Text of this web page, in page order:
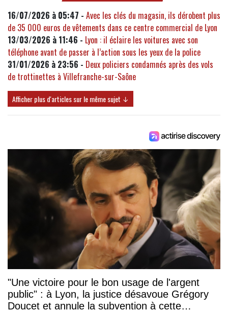
16/07/2026 à 05:47 - Avec les clés du magasin, ils dérobent plus
de 35 000 euros de vêtements dans ce centre commercial de Lyon
13/03/2026 à 11:46 - Lyon : il éclaire les voitures avec son
téléphone avant de passer à l’action sous les yeux de la police
31/01/2026 à 23:56 - Deux policiers condamnés après des vols
de trottinettes à Villefranche-sur-Saône
Afficher plus d'articles sur le même sujet ↓
"Une victoire pour le bon usage de l'argent
public" : à Lyon, la justice désavoue Grégory
Doucet et annule la subvention à cette